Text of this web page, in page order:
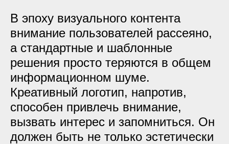
В эпоху визуального контента
внимание пользователей рассеяно,
а стандартные и шаблонные
решения просто теряются в общем
информационном шуме.
Креативный логотип, напротив,
способен привлечь внимание,
вызвать интерес и запомниться. Он
должен быть не только эстетически